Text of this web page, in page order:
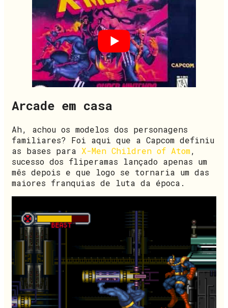
Arcade em casa
Ah, achou os modelos dos personagens
familiares? Foi aqui que a Capcom definiu
as bases para X-Men Children of Atom,
sucesso dos fliperamas lançado apenas um
mês depois e que logo se tornaria um das
maiores franquias de luta da época.